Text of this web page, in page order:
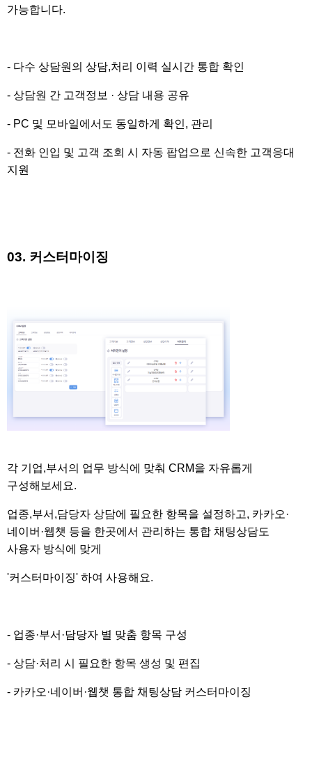
가능합니다.
- 다수 상담원의 상담,처리 이력 실시간 통합 확인
- 상담원 간 고객정보 · 상담 내용 공유
- PC 및 모바일에서도 동일하게 확인, 관리
- 전화 인입 및 고객 조회 시 자동 팝업으로 신속한 고객응대
지원
03. 커스터마이징
각 기업,부서의 업무 방식에 맞춰 CRM을 자유롭게
구성해보세요.
업종,부서,담당자 상담에 필요한 항목을 설정하고, 카카오·
네이버 ·웹챗 등을 한곳에서 관리하는 통합 채팅상담도
사용자 방식에 맞게
'커스터마이징' 하여 사용해요.
- 업종·부서 ·담당자 별 맞춤 항목 구성
- 상담·처리 시 필요한 항목 생성 및 편집
- 카카오·네이버 ·웹챗 통합 채팅상담 커스터마이징